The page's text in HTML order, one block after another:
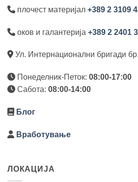
плочест материјал +389 2 3109
оков и галантерија +389 2 2401
Ул. Интернационални бригади
Понеделник-Петок: 08:00-17:00
Сабота: 08:00-14:00
Блог
Вработување
ЛОКАЦИЈА